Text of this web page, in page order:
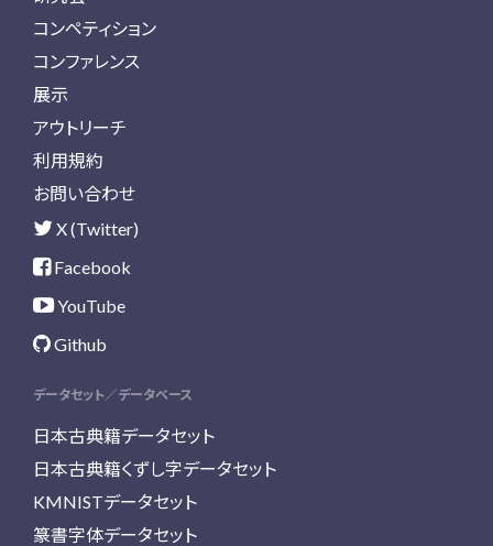
コンペティション
コンファレンス
展示
アウトリーチ
利用規約
お問い合わせ
X (Twitter)
Facebook
YouTube
Github
データセット／データベース
日本古典籍データセット
日本古典籍くずし字データセット
KMNISTデータセット
篆書字体データセット